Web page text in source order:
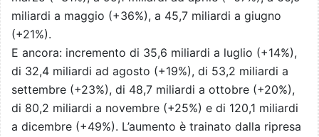
miliardi a maggio (+36%), a 45,7 miliardi a giugno
(+21%).
E ancora: incremento di 35,6 miliardi a luglio (+14%),
di 32,4 miliardi ad agosto (+19%), di 53,2 miliardi a
settembre (+23%), di 48,7 miliardi a ottobre (+20%),
di 80,2 miliardi a novembre (+25%) e di 120,1 miliardi
a dicembre (+49%). L’aumento è trainato dalla ripresa